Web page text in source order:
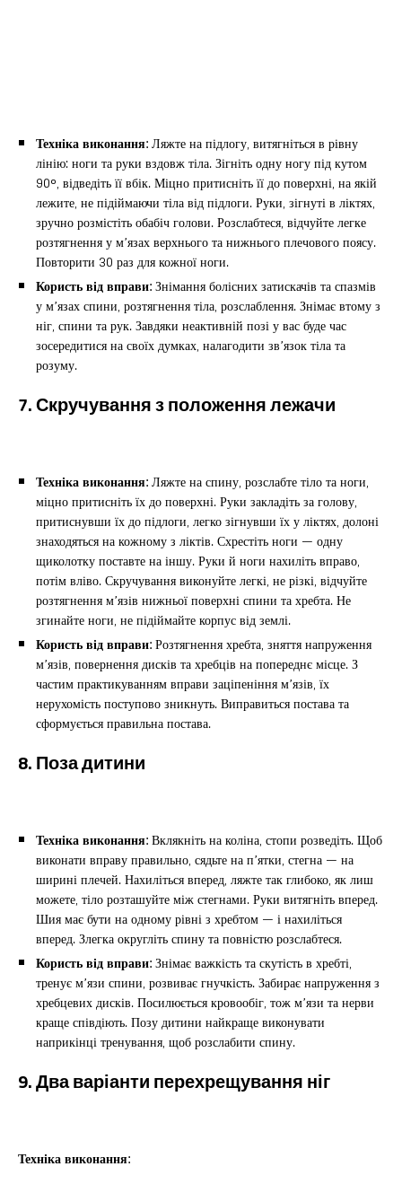
Техніка виконання:Ляжте на підлогу, витягніться в рівну
лінію: ноги та руки вздовж тіла. Зігніть одну ногу під кутом
90°, відведіть її вбік. Міцно притисніть її до поверхні, на якій
лежите, не підіймаючи тіла від підлоги. Руки, зігнуті в ліктях,
зручно розмістіть обабіч голови. Розслабтеся, відчуйте легке
розтягнення у м’язах верхнього та нижнього плечового поясу.
Повторити 30 раз для кожної ноги.
Користь від вправи:Знімання болісних затискачів та спазмів
у м’язах спини, розтягнення тіла, розслаблення. Знімає втому з
ніг, спини та рук. Завдяки неактивній позі у вас буде час
зосередитися на своїх думках, налагодити зв’язок тіла та
розуму.
7. Скручування з положення лежачи
Техніка виконання:Ляжте на спину, розслабте тіло та ноги,
міцно притисніть їх до поверхні. Руки закладіть за голову,
притиснувши їх до підлоги, легко зігнувши їх у ліктях, долоні
знаходяться на кожному з ліктів. Схрестіть ноги — одну
щиколотку поставте на іншу. Руки й ноги нахиліть вправо,
потім вліво. Скручування виконуйте легкі, не різкі, відчуйте
розтягнення м’язів нижньої поверхні спини та хребта. Не
згинайте ноги, не підіймайте корпус від землі.
Користь від вправи:Розтягнення хребта, зняття напруження
м’язів, повернення дисків та хребців на попереднє місце. З
частим практикуванням вправи заціпеніння м’язів, їх
нерухомість поступово зникнуть. Виправиться постава та
сформується правильна постава.
8. Поза дитини
Техніка виконання:Вклякніть на коліна, стопи розведіть. Щоб
виконати вправу правильно, сядьте на п’ятки, стегна — на
ширині плечей. Нахиліться вперед, ляжте так глибоко, як лиш
можете, тіло розташуйте між стегнами. Руки витягніть вперед.
Шия має бути на одному рівні з хребтом — і нахиліться
вперед. Злегка округліть спину та повністю розслабтеся.
Користь від вправи:Знімає важкість та скутість в хребті,
тренує м’язи спини, розвиває гнучкість. Забирає напруження з
хребцевих дисків. Посилюється кровообіг, тож м’язи та нерви
краще співдіють. Позу дитини найкраще виконувати
наприкінці тренування, щоб розслабити спину.
9. Два варіанти перехрещування ніг
Техніка виконання: